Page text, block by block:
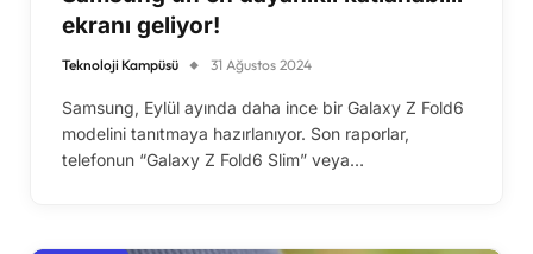
ekranı geliyor!
Teknoloji Kampüsü 31 Ağustos 2024
Samsung, Eylül ayında daha ince bir Galaxy Z Fold6
modelini tanıtmaya hazırlanıyor. Son raporlar,
telefonun “Galaxy Z Fold6 Slim” veya…